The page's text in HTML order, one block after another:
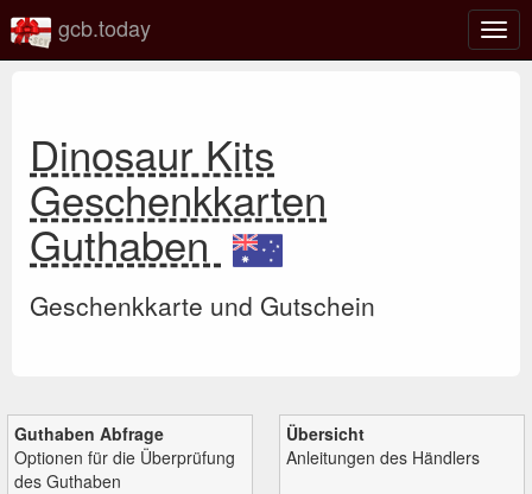
gcb.today
Dinosaur Kits
Geschenkkarten
Guthaben
Geschenkkarte und Gutschein
Guthaben Abfrage
Optionen für die Überprüfung
des Guthaben
Übersicht
Anleitungen des Händlers